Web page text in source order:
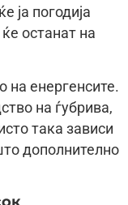
ја погодија
останат на
на енергенсите.
на ѓубрива,
така зависи
дополнително